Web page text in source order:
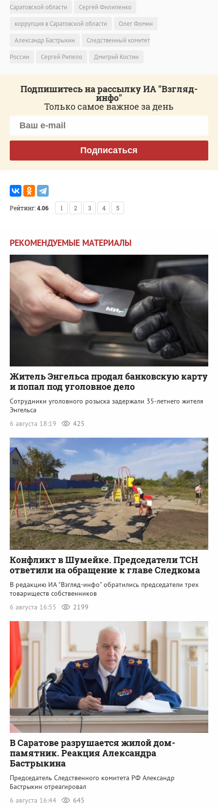
Саратовской области
Сергей Филипенко
коррупция в Саратовской области
Олег Фомин
Александр Бастрыкин
Следственный комитет
России
Сергей Рипело Дмитрий Костин
Подпишитесь на рассылку ИА "Взгляд-
инфо"
Только самое важное за день
Подписаться
Рейтинг:4.06 1 2 3 4 5
РЕКОМЕНДУЕМЫЕ МАТЕРИАЛЫ
Житель Энгельса продал банковскую карту
и попал под уголовное дело
Сотрудники уголовного розыска задержали 35-летнего жителя
Энгельса
6 августа 18:19
425
Конфликт в Шумейке. Председатели ТСН
ответили на обращение к главе Следкома
В редакцию ИА "Взгляд-инфо" обратились председатели трех
товариществ собственников
6 августа 16:55
2199
В Саратове разрушается жилой дом-
памятник. Реакция Александра
Бастрыкина
Председатель Следственного комитета РФ Александр
Бастрыкин отреагировал
6 августа 16:44
645